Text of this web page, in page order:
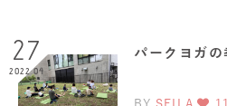
27
2022.04
パークヨガの
BY SEILA 11